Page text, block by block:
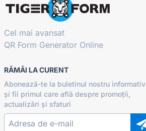
Cel mai avansat
QR Form Generator Online
RĂMÂI LA CURENT
Abonează-te la buletinul nostru informativ
și fii primul care află despre promoții,
actualizări și sfaturi